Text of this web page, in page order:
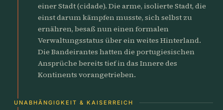
einer Stadt (cidade). Die arme, isolierte Stadt, die
einst darum kämpfen musste, sich selbst zu
ernähren, besaß nun einen formalen
Verwaltungsstatus über ein weites Hinterland.
Die Bandeirantes hatten die portugiesischen
Ansprüche bereits tief in das Innere des
Kontinents vorangetrieben.
UNABHÄNGIGKEIT & KAISERREICH